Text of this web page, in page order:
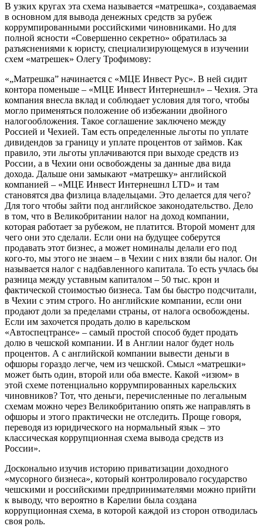
В узких кругах эта схема называется «матрешка», создаваемая
в основном для вывода денежных средств за рубеж
коррумпированными российскими чиновниками. Но для
полной ясности «Совершенно секретно» обратилась за
разъяснениями к юристу, специализирующемуся в изучении
схем «матрешек» Олегу Трофимову:
«„Матрешка” начинается с «МЦЕ Инвест Рус». В ней сидит
контора поменьше – «МЦЕ Инвест Интернешнл» – Чехия. Эта
компания внесла вклад и соблюдает условия для того, чтобы
могло применяться положение об избежании двойного
налогообложения. Такое соглашение заключено между
Россией и Чехией. Там есть определенные льготы по уплате
дивидендов за границу и уплате процентов от займов. Как
правило, эти льготы уплачиваются при выходе средств из
России, а в Чехии они освобождены за данные два вида
дохода. Дальше они замыкают «матрешку» английской
компанией – «МЦЕ Инвест Интернешнл LTD» и там
становятся два физлица владельцами. Это делается для чего?
Для того чтобы зайти под английское законодательство. Дело
в том, что в Великобритании налог на доход компании,
которая работает за рубежом, не платится. Второй момент для
чего они это сделали. Если они на будущее соберутся
продавать этот бизнес, а может номиналы делали его под
кого-то, мы этого не знаем – в Чехии с них взяли бы налог. Он
называется налог с надбавленного капитала. То есть учлась бы
разница между уставным капиталом – 50 тыс. крон и
фактической стоимостью бизнеса. Там бы быстро подсчитали,
в Чехии с этим строго. Но английские компании, если они
продают доли за пределами страны, от налога освобождены.
Если им захочется продать долю в карельском
«Автоспецтрансе» – самый простой способ будет продать
долю в чешской компании. И в Англии налог будет ноль
процентов. А с английской компании вывести деньги в
офшоры гораздо легче, чем из чешской. Смысл «матрешки»
может быть один, второй или оба вместе. Какой «изюм» в
этой схеме потенциально коррумпированных карельских
чиновников? Тот, что деньги, перечисленные по легальным
схемам можно через Великобританию опять же направлять в
офшоры и этого практически не отследить. Проще говоря,
переводя из юридического на нормальный язык – это
классическая коррупционная схема вывода средств из
России».
Досконально изучив историю приватизации доходного
«мусорного бизнеса», который контролировало государство
чешскими и российскими предпринимателями можно прийти
к выводу, что вероятно в Карелии была создана
коррупционная схема, в которой каждой из сторон отводилась
своя роль.